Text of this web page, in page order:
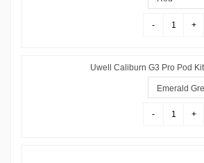
- +
Uwell Caliburn G3 Pro Pod Kit
- +